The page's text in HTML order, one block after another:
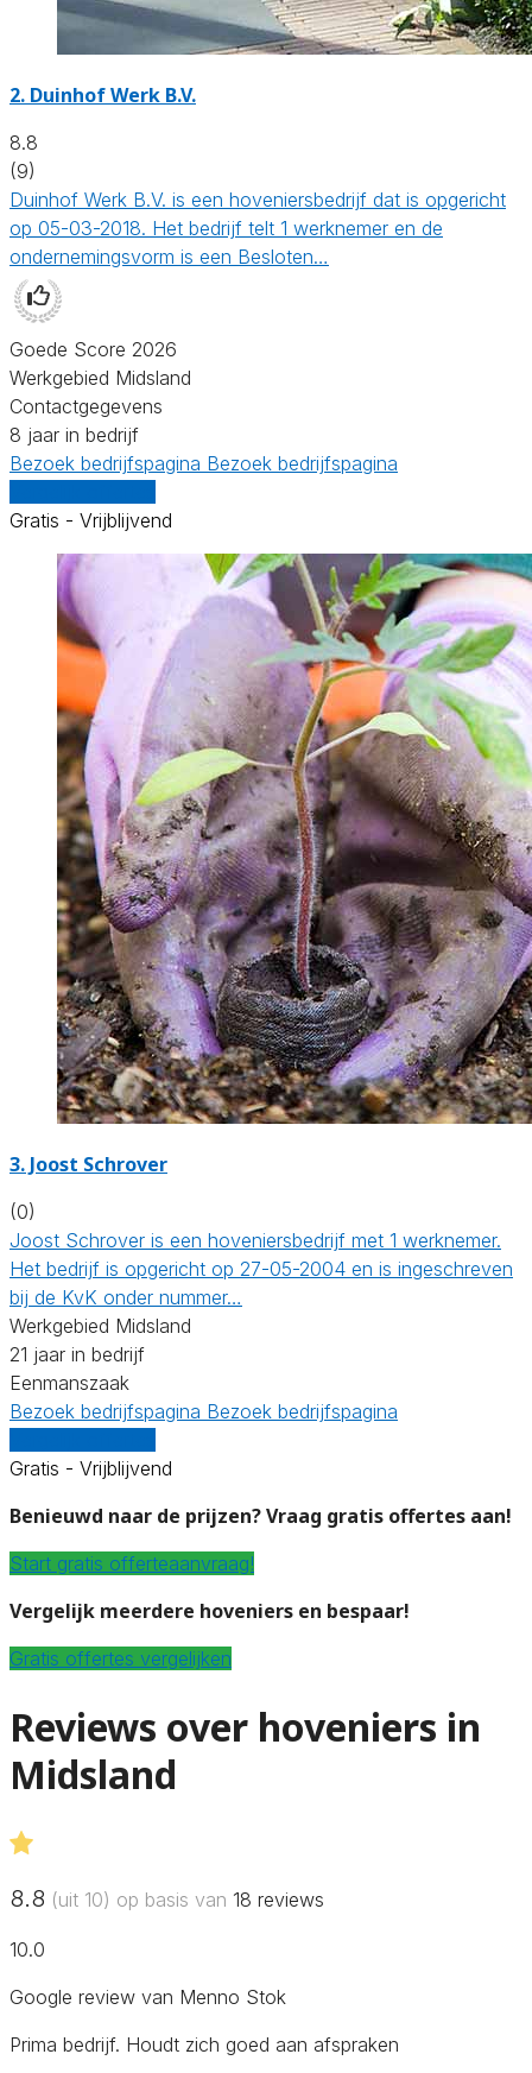
2. Duinhof Werk B.V.
8.8
(9)
Duinhof Werk B.V. is een hoveniersbedrijf dat is opgericht
op 05-03-2018. Het bedrijf telt 1 werknemer en de
ondernemingsvorm is een Besloten…
Goede Score 2026
Werkgebied Midsland
Contactgegevens
8 jaar in bedrijf
Bezoek bedrijfspagina Bezoek bedrijfspagina
Gratis - Vrijblijvend
3. Joost Schrover
(0)
Joost Schrover is een hoveniersbedrijf met 1 werknemer.
Het bedrijf is opgericht op 27-05-2004 en is ingeschreven
bij de KvK onder nummer…
Werkgebied Midsland
21 jaar in bedrijf
Eenmanszaak
Bezoek bedrijfspagina Bezoek bedrijfspagina
Gratis - Vrijblijvend
Benieuwd naar de prijzen? Vraag gratis offertes aan!
Start gratis offerteaanvraag!
Vergelijk meerdere hoveniers en bespaar!
Gratis offertes vergelijken
Reviews over hoveniers in
Midsland
8.8 (uit 10) op basis van 18 reviews
10.0
Google review van Menno Stok
Prima bedrijf. Houdt zich goed aan afspraken